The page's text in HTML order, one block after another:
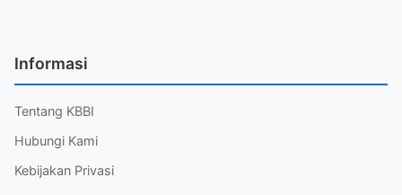
Informasi
Tentang KBBI
Hubungi Kami
Kebijakan Privasi